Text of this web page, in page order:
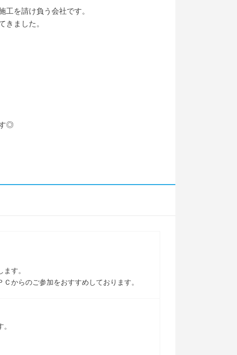
を請け負う会社です。
きました。
す◎
す。
からのご参加をおすすめしております。